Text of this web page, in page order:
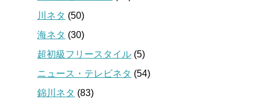
川ネタ (50)
海ネタ (30)
超初級フリースタイル (5)
ニュース・テレビネタ (54)
錦川ネタ (83)